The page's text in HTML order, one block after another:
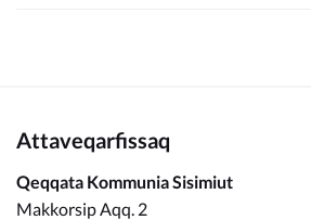
Attaveqarfissaq
Qeqqata Kommunia Sisimiut
Makkorsip Aqq. 2